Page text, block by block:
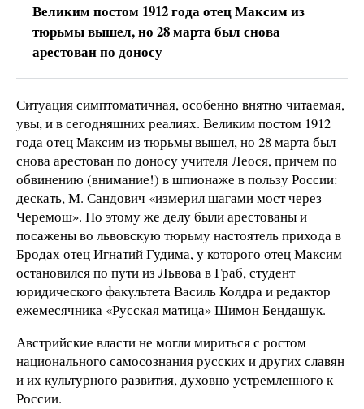
Великим постом 1912 года отец Максим из
тюрьмы вышел, но 28 марта был снова
арестован по доносу
Ситуация симптоматичная, особенно внятно читаемая,
увы, и в сегодняшних реалиях. Великим постом 1912
года отец Максим из тюрьмы вышел, но 28 марта был
снова арестован по доносу учителя Леося, причем по
обвинению (внимание!) в шпионаже в пользу России:
дескать, М. Сандович «измерил шагами мост через
Черемош». По этому же делу были арестованы и
посажены во львовскую тюрьму настоятель прихода в
Бродах отец Игнатий Гудима, у которого отец Максим
остановился по пути из Львова в Граб, студент
юридического факультета Василь Колдра и редактор
ежемесячника «Русская матица» Шимон Бендашук.
Австрийские власти не могли мириться с ростом
национального самосознания русских и других славян
и их культурного развития, духовно устремленного к
России.